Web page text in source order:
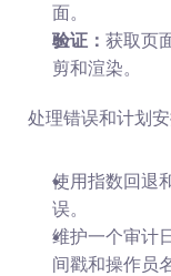
面。
验证： 获取页
剪和渲染。
处理错误和计划
使用指数回退
误。
维护一个审计
间戳和操作员